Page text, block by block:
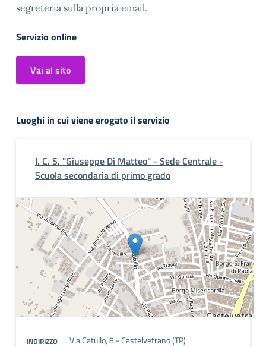
segreteria sulla propria email.
Servizio online
Vai al sito
Luoghi in cui viene erogato il servizio
I. C. S. "Giuseppe Di Matteo" - Sede Centrale -
Scuola secondaria di primo grado
INDIRIZZO Via Catullo, 8 - Castelvetrano (TP)